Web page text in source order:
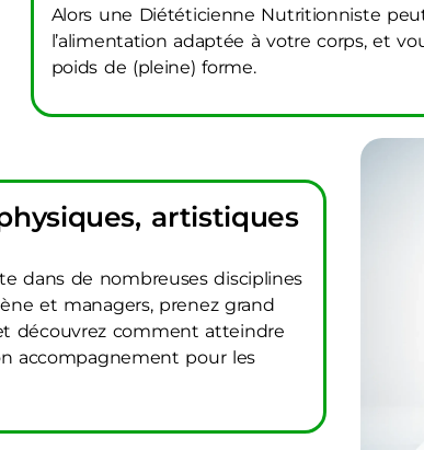
Alors une Diététicienne Nutritionniste
l’alimentation adaptée à votre corps, et
poids de (pleine) forme.
artistiques
dans de nombreuses disciplines
et managers, prenez grand
découvrez comment atteindre
accompagnement pour les